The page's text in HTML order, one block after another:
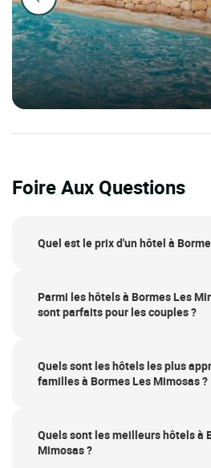
Foire Aux Questions
Quel est le prix d'un hôtel à
Parmi les hôtels à Bormes Les
sont parfaits pour les couples ?
Quels sont les hôtels les plus
familles à Bormes Les Mimosas ?
Quels sont les meilleurs hôtels à
Mimosas ?